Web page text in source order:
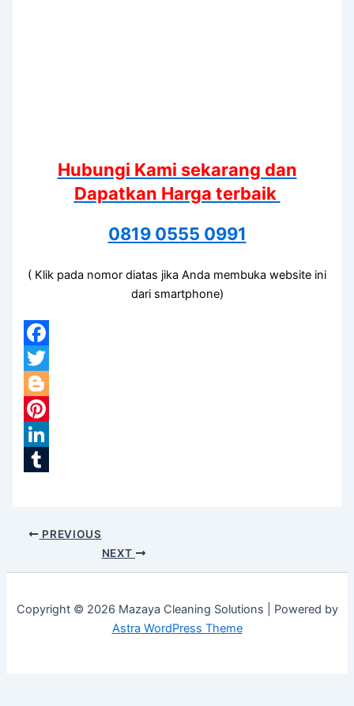
Hubungi Kami sekarang dan
Dapatkan Harga terbaik
0819 0555 0991
( Klik pada nomor diatas jika Anda membuka website ini
dari smartphone)
Facebook
Twitter
Blogger
Pinterest
LinkedIn
PREVIOUS
NEXT
Copyright © 2026 Mazaya Cleaning Solutions | Powered by
Astra WordPress Theme